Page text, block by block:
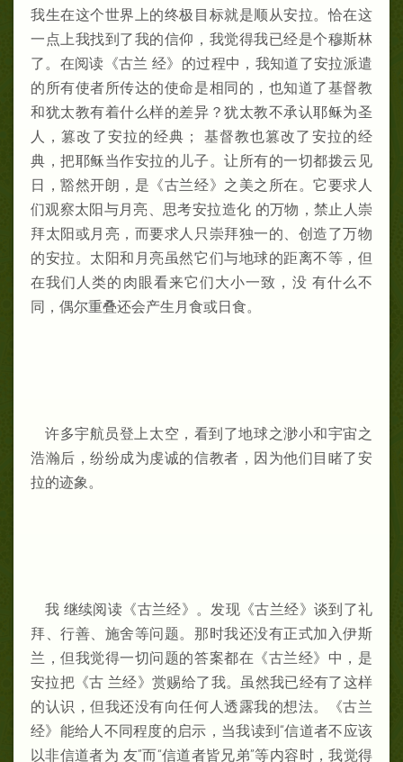
我生在这个世界上的终极目标就是顺从安拉。恰在这
一点上我找到了我的信仰，我觉得我已经是个穆斯林
了。在阅读《古兰 经》的过程中，我知道了安拉派遣
的所有使者所传达的使命是相同的，也知道了基督教
和犹太教有着什么样的差异？犹太教不承认耶稣为圣
人，篡改了安拉的经典； 基督教也篡改了安拉的经
典，把耶稣当作安拉的儿子。让所有的一切都拨云见
日，豁然开朗，是《古兰经》之美之所在。它要求人
们观察太阳与月亮、思考安拉造化 的万物，禁止人崇
拜太阳或月亮，而要求人只崇拜独一的、创造了万物
的安拉。太阳和月亮虽然它们与地球的距离不等，但
在我们人类的肉眼看来它们大小一致，没 有什么不
同，偶尔重叠还会产生月食或日食。
许多宇航员登上太空，看到了地球之渺小和宇宙之
浩瀚后，纷纷成为虔诚的信教者，因为他们目睹了安
拉的迹象。
我 继续阅读《古兰经》。发现《古兰经》谈到了礼
拜、行善、施舍等问题。那时我还没有正式加入伊斯
兰，但我觉得一切问题的答案都在《古兰经》中，是
安拉把《古 兰经》赏赐给了我。虽然我已经有了这样
的认识，但我还没有向任何人透露我的想法。《古兰
经》能给人不同程度的启示，当我读到“信道者不应该
以非信道者为 友”而“信道者皆兄弟”等内容时，我觉得